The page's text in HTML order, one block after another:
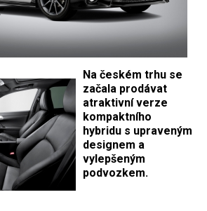
Na českém trhu se
začala prodávat
atraktivní verze
kompaktního
hybridu s upraveným
designem a
vylepšeným
podvozkem.